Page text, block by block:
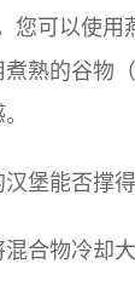
您可以使用
熟的谷物
堡能否撑得
合物冷却